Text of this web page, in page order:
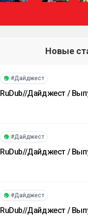
Новые
#Дайджест
RuDub//Дайджест /
#Дайджест
RuDub//Дайджест /
#Дайджест
RuDub//Дайджест /